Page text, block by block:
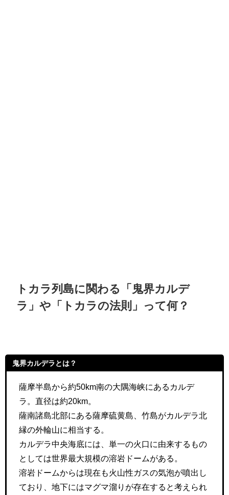
トカラ列島に関わる「鬼界カルデ
ラ」や「トカラの法則」って何？
鬼界カルデラとは？
薩摩半島から約50km南の大隅海峡にあるカルデ
ラ。直径は約20km。
薩南諸島北部にある薩摩硫黄島、竹島がカルデラ北
縁の外輪山に相当する。
カルデラ中央海底には、単一の火口に由来するもの
としては世界最大規模の溶岩ドームがある。
溶岩ドームからは現在も火山性ガスの気泡が噴出し
ており、地下にはマグマ溜りが存在すると考えられ